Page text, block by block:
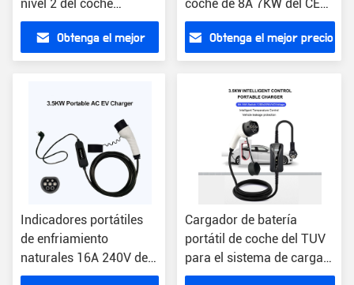
nivel 2 del coche
eléctrico 7KW 32A
Obtenga el mejor
coche de 8A 7KW del CE
portátil del cargador
Obtenga el mejor precio
Indicadores portátiles
de enfriamiento
naturales 16A 240V del
cargador 4 de la CA EV
Cargador de batería
portátil de coche del TUV
para el sistema de carga
de los coches eléctricos